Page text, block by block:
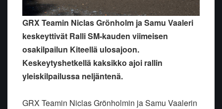
GRX Teamin Niclas Grönholm ja Samu Vaaleri
keskeyttivät Ralli SM-kauden viimeisen
osakilpailun Kiteellä ulosajoon.
Keskeytyshetkellä kaksikko ajoi rallin
yleiskilpailussa neljäntenä.
GRX Teamin Niclas Grönholmin ja Samu Vaalerin